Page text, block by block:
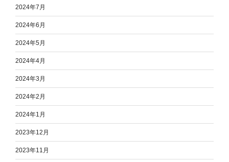
2024年7月
2024年6月
2024年5月
2024年4月
2024年3月
2024年2月
2024年1月
2023年12月
2023年11月